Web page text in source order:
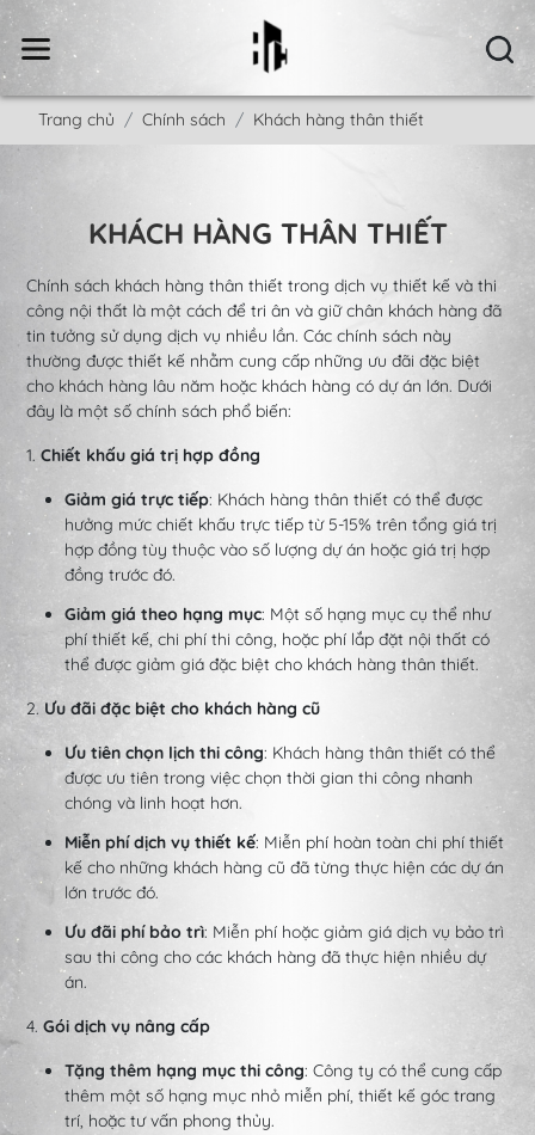
Trang chủ Chính sách Khách hàng thân thiết
KHÁCH HÀNG THÂN THIẾT
Chính sách khách hàng thân thiết trong dịch vụ thiết kế và thi
công nội thất là một cách để tri ân và giữ chân khách hàng đã
tin tưởng sử dụng dịch vụ nhiều lần. Các chính sách này
thường được thiết kế nhằm cung cấp những ưu đãi đặc biệt
cho khách hàng lâu năm hoặc khách hàng có dự án lớn. Dưới
đây là một số chính sách phổ biến:
1.Chiết khấu giá trị hợp đồng
Giảm giá trực tiếp: Khách hàng thân thiết có thể được
hưởng mức chiết khấu trực tiếp từ 5-15% trên tổng giá trị
hợp đồng tùy thuộc vào số lượng dự án hoặc giá trị hợp
đồng trước đó.
Giảm giá theo hạng mục: Một số hạng mục cụ thể như
phí thiết kế, chi phí thi công, hoặc phí lắp đặt nội thất có
thể được giảm giá đặc biệt cho khách hàng thân thiết.
2. Ưu đãi đặc biệt cho khách hàng cũ
Ưu tiên chọn lịch thi công: Khách hàng thân thiết có thể
được ưu tiên trong việc chọn thời gian thi công nhanh
chóng và linh hoạt hơn.
Miễn phí dịch vụ thiết kế: Miễn phí hoàn toàn chi phí thiết
kế cho những khách hàng cũ đã từng thực hiện các dự án
lớn trước đó.
Ưu đãi phí bảo trì: Miễn phí hoặc giảm giá dịch vụ bảo trì
sau thi công cho các khách hàng đã thực hiện nhiều dự
án.
4.Gói dịch vụ nâng cấp
Tặng thêm hạng mục thi công: Công ty có thể cung cấp
thêm một số hạng mục nhỏ miễn phí, thiết kế góc trang
trí, hoặc tư vấn phong thủy.